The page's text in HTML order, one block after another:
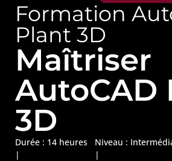
Formation
Plant 3D
Maîtriser
AutoCAD
3D
Durée : 14 heures
|
Niveau :
|